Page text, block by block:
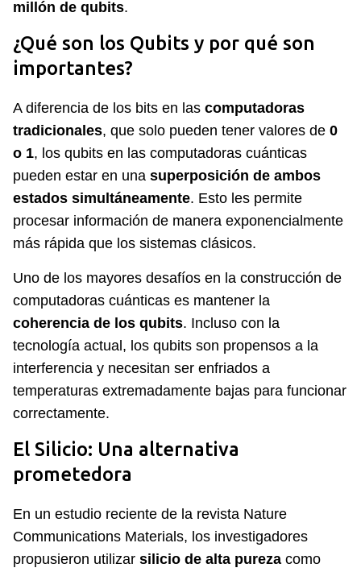
millón de qubits.
¿Qué son los Qubits y por qué son
importantes?
A diferencia de los bits en las computadoras
tradicionales, que solo pueden tener valores de 0
o 1, los qubits en las computadoras cuánticas
pueden estar en una superposición de ambos
estados simultáneamente. Esto les permite
procesar información de manera exponencialmente
más rápida que los sistemas clásicos.
Uno de los mayores desafíos en la construcción de
computadoras cuánticas es mantener la
coherencia de los qubits. Incluso con la
tecnología actual, los qubits son propensos a la
interferencia y necesitan ser enfriados a
temperaturas extremadamente bajas para funcionar
correctamente.
El Silicio: Una alternativa
prometedora
En un estudio reciente de la revista Nature
Communications Materials, los investigadores
propusieron utilizar silicio de alta pureza como